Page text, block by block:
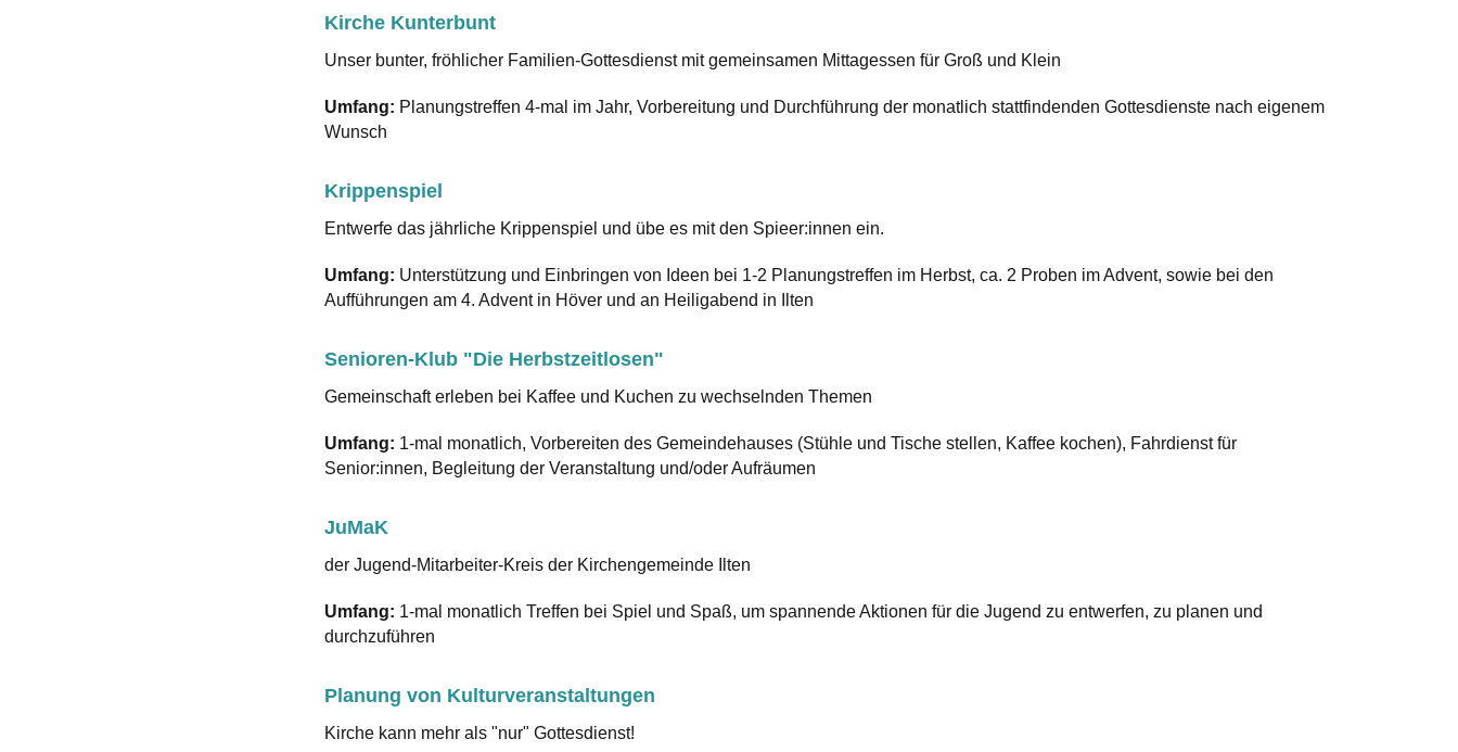
Kirche Kunterbunt
Unser bunter, fröhlicher Familien-Gottesdienst mit gemeinsamen Mittagessen für Groß und Klein
Umfang: Planungstreffen 4-mal im Jahr, Vorbereitung und Durchführung der monatlich stattfindenden Gottesdienste nach eigenem
Wunsch
Krippenspiel
Entwerfe das jährliche Krippenspiel und übe es mit den Spieer:innen ein.
Umfang: Unterstützung und Einbringen von Ideen bei 1-2 Planungstreffen im Herbst, ca. 2 Proben im Advent, sowie bei den
Aufführungen am 4. Advent in Höver und an Heiligabend in Ilten
Senioren-Klub "Die Herbstzeitlosen"
Gemeinschaft erleben bei Kaffee und Kuchen zu wechselnden Themen
Umfang: 1-mal monatlich, Vorbereiten des Gemeindehauses (Stühle und Tische stellen, Kaffee kochen), Fahrdienst für
Senior:innen, Begleitung der Veranstaltung und/oder Aufräumen
JuMaK
der Jugend-Mitarbeiter-Kreis der Kirchengemeinde Ilten
Umfang: 1-mal monatlich Treffen bei Spiel und Spaß, um spannende Aktionen für die Jugend zu entwerfen, zu planen und
durchzuführen
Planung von Kulturveranstaltungen
Kirche kann mehr als "nur" Gottesdienst!